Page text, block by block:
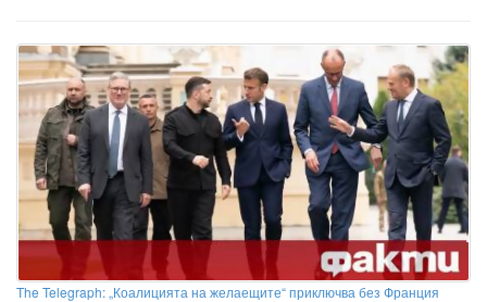
The Telegraph: „Коалицията на желаещите“ приключва без Франция